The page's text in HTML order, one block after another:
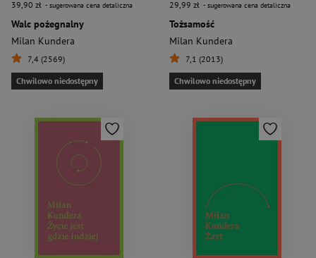
39,90 zł - sugerowana cena detaliczna
Walc pożegnalny
Milan Kundera
7,4 (2569)
Chwilowo niedostępny
29,99 zł - sugerowana cena detaliczna
Tożsamość
Milan Kundera
7,1 (2013)
Chwilowo niedostępny